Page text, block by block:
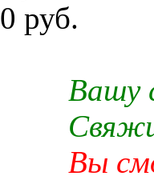
0 руб.
Вашу
Вы